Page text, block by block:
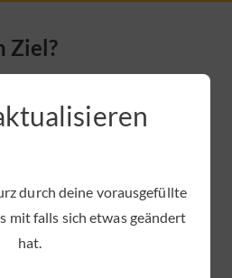
durch deine vorausgefüllte
mit falls sich etwas geändert
hat.
Ziel?